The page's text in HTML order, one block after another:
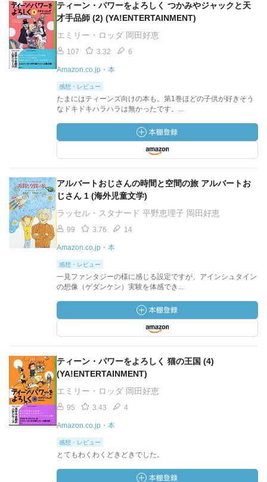
ティーン・パワーをよろしく つかみやジャックと天
才手品師 (2) (YA!ENTERTAINMENT)
エミリー・ロッダ 岡田好恵
107 3.32 6
Amazon.co.jp・本
感想・レビュー
たまにはティーンズ向けの本も。第1巻ほどの子供が好きそう
なドキドキハラハラは無かったです。...
アルバートおじさんの時間と空間の旅 アルバートお
じさん 1 (海外児童文学)
ラッセル・スタナード 平野恵理子 岡田好恵
99 3.76 14
Amazon.co.jp・本
感想・レビュー
一見ファンタジーの様に感じる設定ですが、アインシュタイン
の想像（ゲダンケン）実験を体感でき...
ティーン・パワーをよろしく 猫の王国 (4)
(YA!ENTERTAINMENT)
エミリー・ロッダ 岡田好恵
95 3.43 4
Amazon.co.jp・本
感想・レビュー
とてもわくわくどきどきでした。